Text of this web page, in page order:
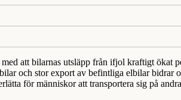
att bilarnas utsläpp från ifjol kraftigt ökat
och stor export av befintliga elbilar bidrar
för människor att transportera sig på